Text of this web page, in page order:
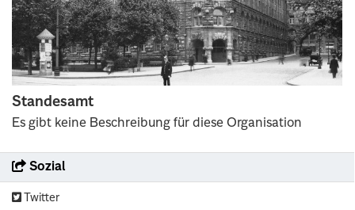
Standesamt
Es gibt keine Beschreibung für diese Organisation
Sozial
Twitter